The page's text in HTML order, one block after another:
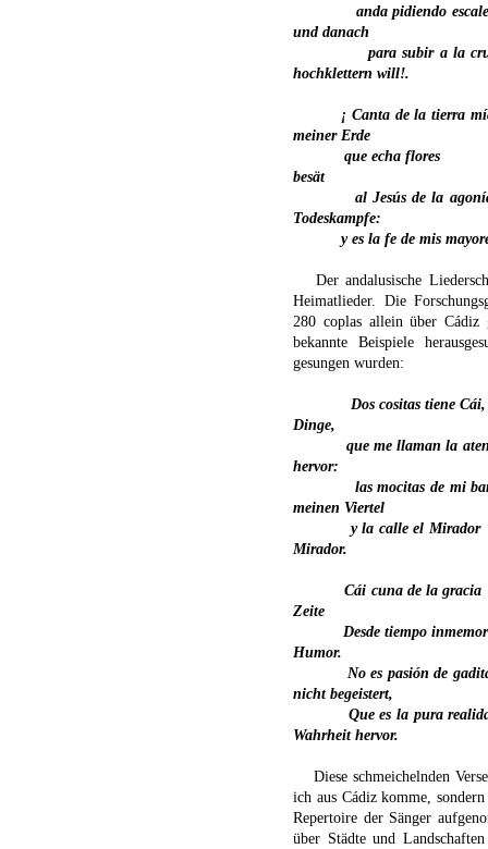
anda pidiendo
und danach
para subir a la
hochklettern will!.
¡ Canta de la tierra
meiner Erde
que echa flores
besät
al Jesús de la
Todeskampfe:
y es la fe de mis
Der andalusische
Heimatlieder. Die
280 coplas allein über Cádiz
bekannte Beispiele
gesungen wurden:
Dos cositas tiene Cái,
Dinge,
que me llaman la
hervor:
las mocitas de mi
meinen Viertel
y la calle el Mirador
Mirador.
Cái cuna de la gracia
Zeite
Desde tiempo
Humor.
No es pasión de
nicht begeistert,
Que es la pura
Wahrheit hervor.
Diese schmeichelnden
ich aus Cádiz komme,
Repertoire der Sänger
über Städte und